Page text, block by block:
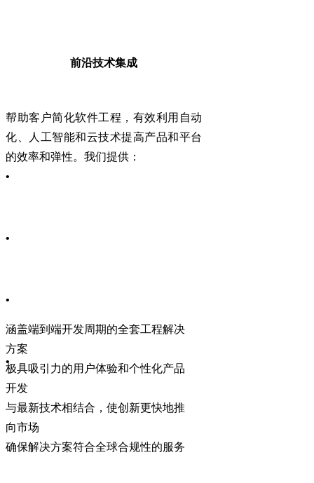
前沿技术集成
帮助客户简化软件工程，有效利用自动
化、人工智能和云技术提高产品和平台
的效率和弹性。我们提供：
•
•
•
•
涵盖端到端开发周期的全套工程解决
方案
极具吸引力的用户体验和个性化产品
开发
与最新技术相结合，使创新更快地推
向市场
确保解决方案符合全球合规性的服务